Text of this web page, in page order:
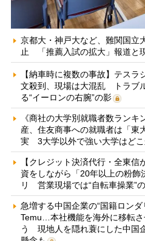
京都大・神戸大など、難関国立
止 「推薦入試の拡大」報道と
【納車時に複数の事故】テスラ
文殺到、現場は大混乱 トラブ
る“イーロンの右腕”の影
《商社の大学別就職者数ラン
産、住友商事への就職者は「東
実 3大学以外で強い大学はど
【クレジット決済代行・全東
資をしながら「20年以上の粉飾
リ 営業現場では“自転車操業”
急増する中国企業の“国籍ロン
Temu…本社機能を海外に移転
う 現地人を隠れ蓑にした中国